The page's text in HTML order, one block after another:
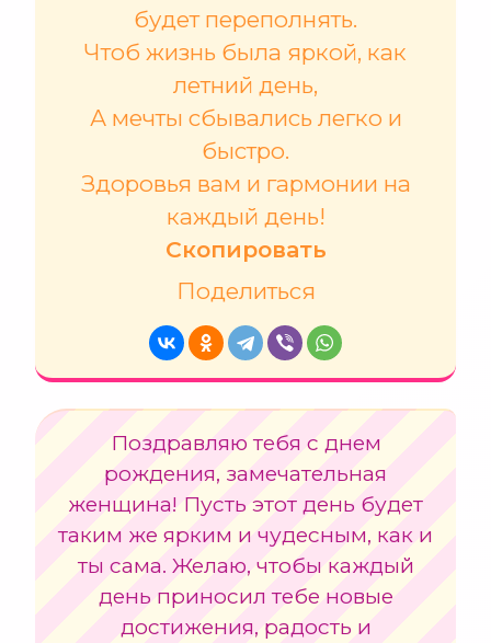
будет переполнять.
Чтоб жизнь была яркой, как
летний день,
А мечты сбывались легко и
быстро.
Здоровья вам и гармонии на
каждый день!
Скопировать
Поделиться
Поздравляю тебя с днем
рождения, замечательная
женщина! Пусть этот день будет
таким же ярким и чудесным, как и
ты сама. Желаю, чтобы каждый
день приносил тебе новые
достижения, радость и